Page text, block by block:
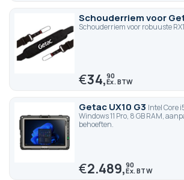
Schouderriem voor
Schouderriem voor robuuste
€34,90
Getac UX10 G3 Intel Core
Windows 11 Pro, 8 GB RAM,
behoeften.
€2.489,90